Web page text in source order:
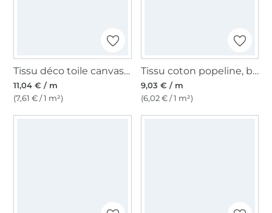
Tissu déco toile canvas uni, beige
11,04 € / m
(7,61 € / 1 m²)
Tissu coton popeline, bleu clair
9,03 € / m
(6,02 € / 1 m²)